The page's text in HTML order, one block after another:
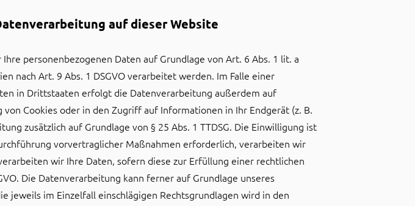
auf dieser Website
personenbezogenen Daten auf Grundlage von Art. 6 Abs. 1 lit. a
nach Art. 9 Abs. 1 DSGVO verarbeitet werden. Im Falle einer
in Drittstaaten erfolgt die Datenverarbeitung außerdem auf
von Cookies oder in den Zugriff auf Informationen in Ihr Endgerät (z. B.
zusätzlich auf Grundlage von § 25 Abs. 1 TTDSG. Die Einwilligung ist
vorvertraglicher Maßnahmen erforderlich, verarbeiten wir
wir Ihre Daten, sofern diese zur Erfüllung einer rechtlichen
Die Datenverarbeitung kann ferner auf Grundlage unseres
jeweils im Einzelfall einschlägigen Rechtsgrundlagen wird in den